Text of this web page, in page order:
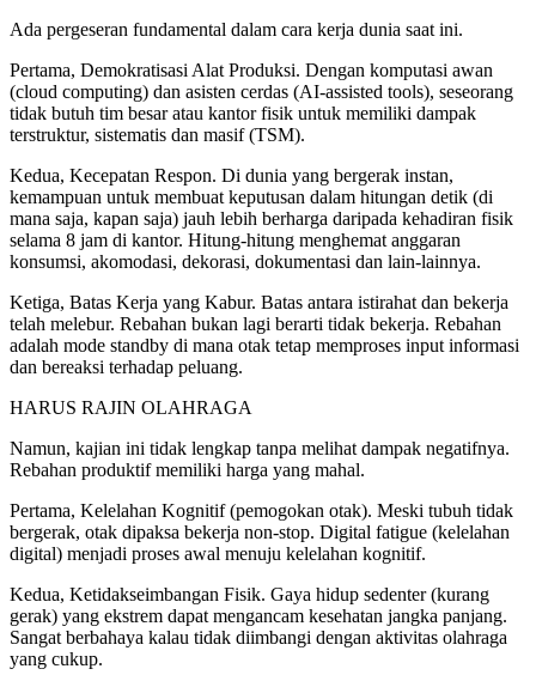
​Ada pergeseran fundamental dalam cara kerja dunia saat ini.
Pertama, Demokratisasi Alat Produksi. Dengan komputasi awan
(cloud computing) dan asisten cerdas (AI-assisted tools), seseorang
tidak butuh tim besar atau kantor fisik untuk memiliki dampak
terstruktur, sistematis dan masif (TSM).
Kedua, ​Kecepatan Respon. Di dunia yang bergerak instan,
kemampuan untuk membuat keputusan dalam hitungan detik (di
mana saja, kapan saja) jauh lebih berharga daripada kehadiran fisik
selama 8 jam di kantor. Hitung-hitung menghemat anggaran
konsumsi, akomodasi, dekorasi, dokumentasi dan lain-lainnya.
Ketiga, ​Batas Kerja yang Kabur. Batas antara istirahat dan bekerja
telah melebur. Rebahan bukan lagi berarti tidak bekerja. Rebahan
adalah mode standby di mana otak tetap memproses input informasi
dan bereaksi terhadap peluang.
​HARUS RAJIN OLAHRAGA
​Namun, kajian ini tidak lengkap tanpa melihat dampak negatifnya.
Rebahan produktif memiliki harga yang mahal.
Pertama, ​Kelelahan Kognitif (pemogokan otak). Meski tubuh tidak
bergerak, otak dipaksa bekerja non-stop. Digital fatigue (kelelahan
digital) menjadi proses awal menuju kelelahan kognitif.
Kedua, Ketidakseimbangan Fisik. Gaya hidup sedenter (kurang
gerak) yang ekstrem dapat mengancam kesehatan jangka panjang.
Sangat berbahaya kalau tidak diimbangi dengan aktivitas olahraga
yang cukup.